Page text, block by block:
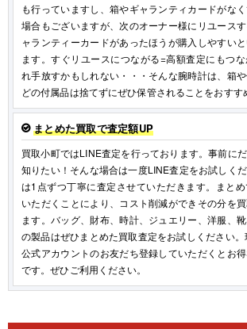
も行っていますし、箱やギャランティカードがな
場合もございますが、次のオーナー様にリユース
ャランティーカードがあったほうが購入しやすい
ます。すぐリユースにつながる=高額査定にもつ
れ手放すかもしれない・・・そんな腕時計は、箱
どの付属品は捨てずにぜひ保管されることをおすす
まとめた買取で査定額UP
買取小町ではLINE査定を行っております。事前に
知りたい！そんな場合は一度LINE査定をお試しく
は1点ずつ丁寧に査定させていただきます。まと
いただくことにより、コスト削減ができその分を
ます。バッグ、財布、時計、ジュエリー、洋服、
の製品はぜひまとめた買取査定をお試しください
公式アカウントのお友だち登録していただくとお
です。ぜひご利用ください。